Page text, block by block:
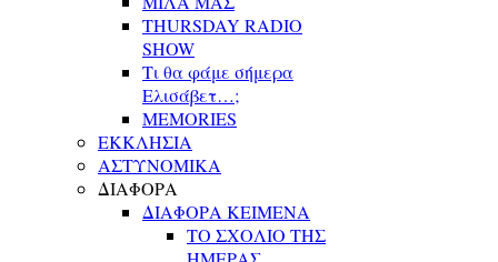
THURSDAY RADIO
SHOW
Τι θα φάμε σήμερα
Ελισάβετ…;
MEMORIES
ΕΚΚΛΗΣΙΑ
ΑΣΤΥΝΟΜΙΚΑ
ΔΙΑΦΟΡΑ
ΔΙΑΦΟΡΑ ΚΕΙΜΕΝΑ
ΤΟ ΣΧΟΛΙΟ ΤΗΣ